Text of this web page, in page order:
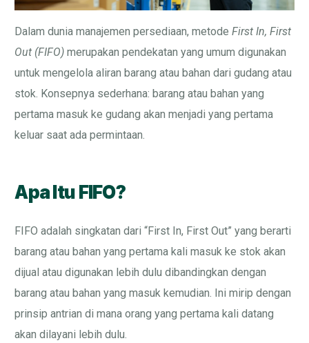
Dalam dunia manajemen persediaan, metodeFirst In, First
Out (FIFO) merupakan pendekatan yang umum digunakan
untuk mengelola aliran barang atau bahan dari gudang atau
stok. Konsepnya sederhana: barang atau bahan yang
pertama masuk ke gudang akan menjadi yang pertama
keluar saat ada permintaan.
Apa Itu FIFO?
FIFO adalah singkatan dari “First In, First Out” yang berarti
barang atau bahan yang pertama kali masuk ke stok akan
dijual atau digunakan lebih dulu dibandingkan dengan
barang atau bahan yang masuk kemudian. Ini mirip dengan
prinsip antrian di mana orang yang pertama kali datang
akan dilayani lebih dulu.